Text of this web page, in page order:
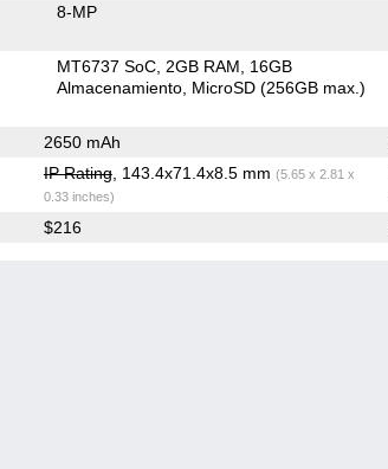
8-MP
MT6737 SoC 2GB RAM
16GB
Almacenamiento MicroSD (256GB max.)
2650 mAh
IP Rating, 143.4x71.4x8.5 mm (5.65 x 2.81 x
0.33 inches)
$216